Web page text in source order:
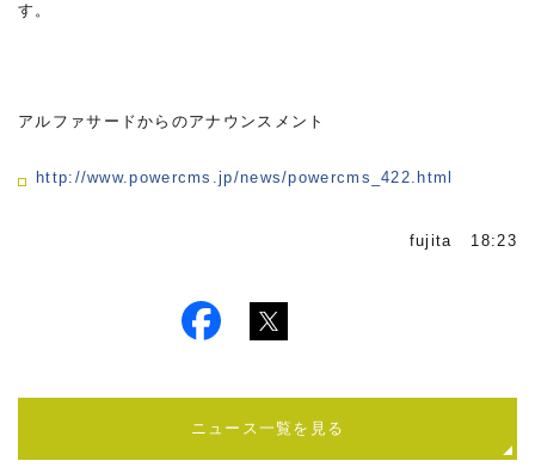
す。
アルファサードからのアナウンスメント
http://www.powercms.jp/news/powercms_422.html
fujita 18:23
ニュース一覧を見る